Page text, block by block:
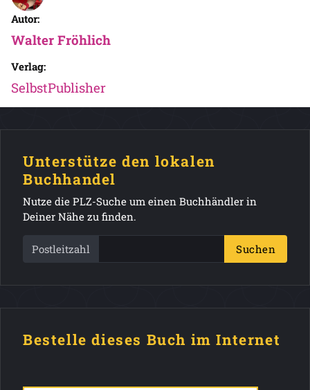
Autor:
Walter Fröhlich
Verlag:
SelbstPublisher
Unterstütze den lokalen
Buchhandel
Nutze die PLZ-Suche um einen Buchhändler in
Deiner Nähe zu finden.
Postleitzahl Suchen
Bestelle dieses Buch im Internet